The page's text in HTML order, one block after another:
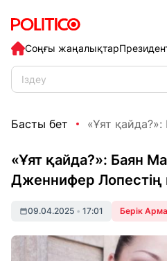
Соңғы жаңалықтар
Басты бет «Ұят
«Ұят қайда?»: Баян
Дженнифер Лопестің
09.04.2025 • 17:01 Берік